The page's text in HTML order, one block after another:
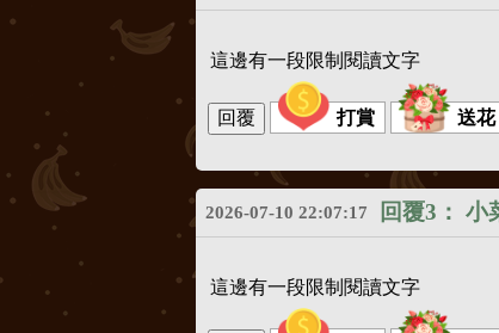
這邊有一段限制閱讀文字
打賞 送花
回覆3： 小
2026-07-10 22:07:17
這邊有一段限制閱讀文字